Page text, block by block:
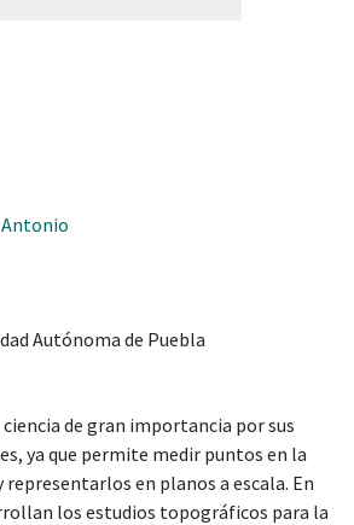
Autónoma de Puebla
de gran importancia por sus
ya que permite medir puntos en la
en planos a escala. En
los estudios topográficos para la